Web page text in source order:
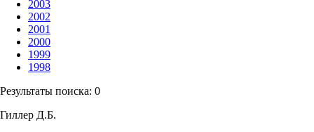
2003
2002
2001
2000
1999
1998
Результаты поиска: 0
Гиллер Д.Б.